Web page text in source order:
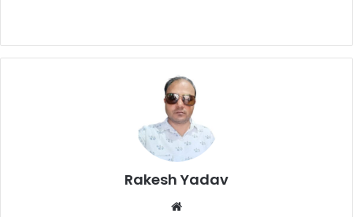
Rakesh Yadav